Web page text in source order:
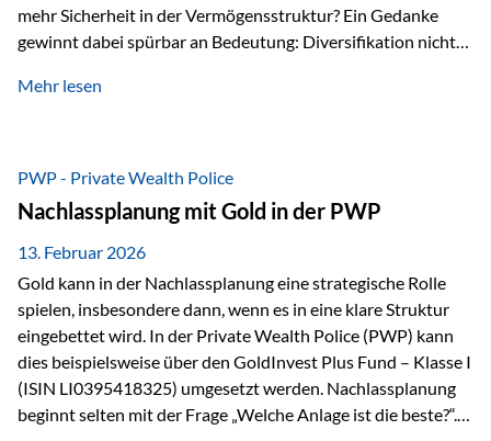
mehr Sicherheit in der Vermögensstruktur? Ein Gedanke
gewinnt dabei spürbar an Bedeutung: Diversifikation nicht
Wer Vermögen ausschließlich in einem Rechtsraum
Liechtenstein eine Rolle spielen: außerhalb der EU, ohne
Euro, mit einem eigenständigen Rechts- und Finanzplatz.
Und genau an dieser Stelle setzt der 3-Zellenschutz an –…
Mehr lesen
PWP - Private Wealth Police
Nachlassplanung mit Gold in der PWP
13. Februar 2026
Gold kann in der Nachlassplanung eine strategische Rolle
spielen, insbesondere dann, wenn es in eine klare Struktur
eingebettet wird. In der Private Wealth Police (PWP) kann
dies beispielsweise über den GoldInvest Plus Fund – Klasse I
(ISIN LI0395418325) umgesetzt werden. Nachlassplanung
beginnt selten mit der Frage „Welche Anlage ist die beste?“.